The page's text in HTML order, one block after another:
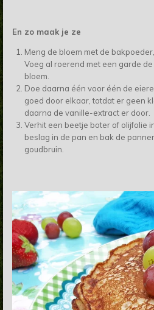
En zo maak je ze
Meng de bloem met de
Voeg al roerend met een garde
bloem.
Doe daarna één voor één de
goed door elkaar, totdat er geen
daarna de vanille-extract er door.
Verhit een beetje boter of olijfolie
beslag in de pan en bak de
goudbruin.